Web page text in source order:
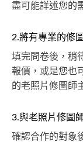
盡可能詳述您的
2.將有專業的修
填完問卷後，稍
報價，或是您也
的老照片修圖師
3.與老照片修圖
確認合作的對象